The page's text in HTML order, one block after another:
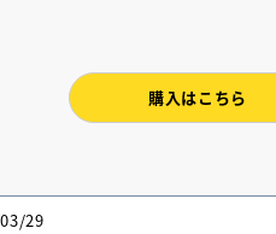
購入はこちら
29